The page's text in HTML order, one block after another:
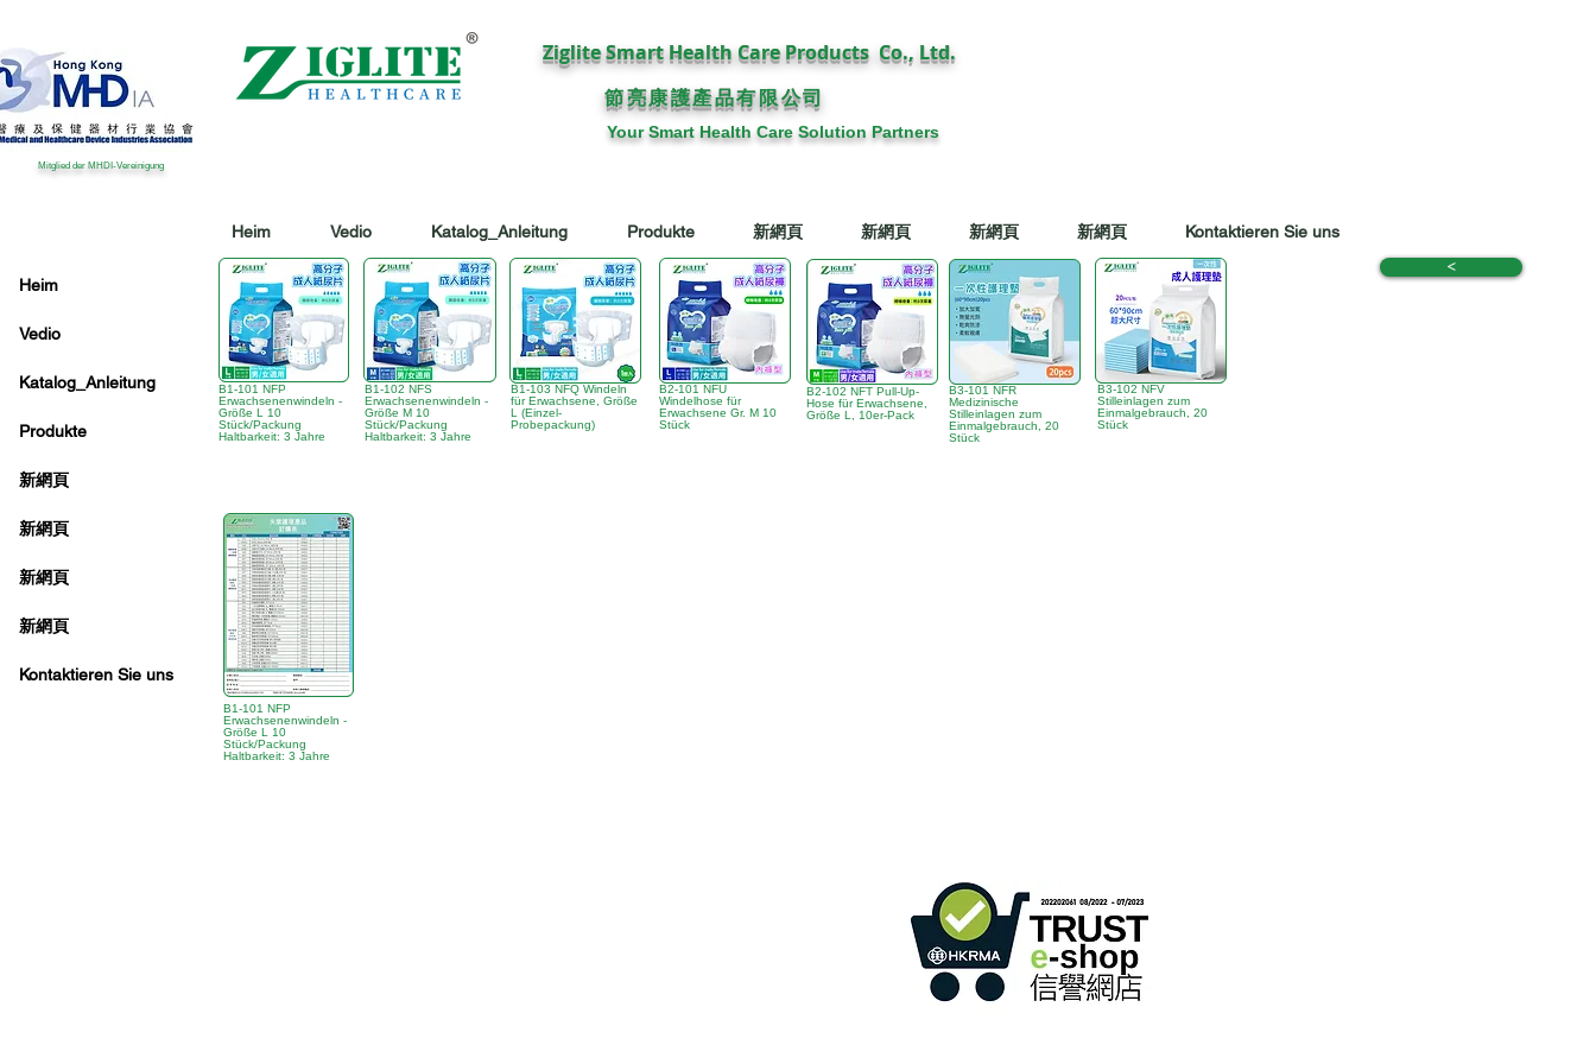
Mitglied der MHDI-Vereinigung
Ziglite Smart Health Care Products Co., Ltd.
節亮康護產品有限公司
Your Smart Health Care Solution Partners
Heim Vedio Katalog_Anleitung Produkte 新網頁 新網頁 新網頁 新網頁 Kontaktieren Sie uns
B1-101 NFP
Erwachsenenwindeln -
Größe L 10
Stück/Packung
Haltbarkeit: 3 Jahre
B1-102 NFS
Erwachsenenwindeln -
Größe M 10
Stück/Packung
Haltbarkeit: 3 Jahre
B1-103 NFQ Windeln
für Erwachsene, Größe
L (Einzel-
Probepackung)
B2-101 NFU
Windelhose für
Erwachsene Gr. M 10
Stück
B2-102 NFT Pull-Up-
Hose für Erwachsene,
Größe L, 10er-Pack
B3-101 NFR
Medizinische
Stilleinlagen zum
Einmalgebrauch, 20
Stück
B3-102 NFV
Stilleinlagen zum
Einmalgebrauch, 20
Stück
<
B1-101 NFP
Erwachsenenwindeln -
Größe L 10
Stück/Packung
Haltbarkeit: 3 Jahre
Heim
Vedio
Katalog_Anleitung
Produkte
新網頁
新網頁
新網頁
新網頁
Kontaktieren Sie uns